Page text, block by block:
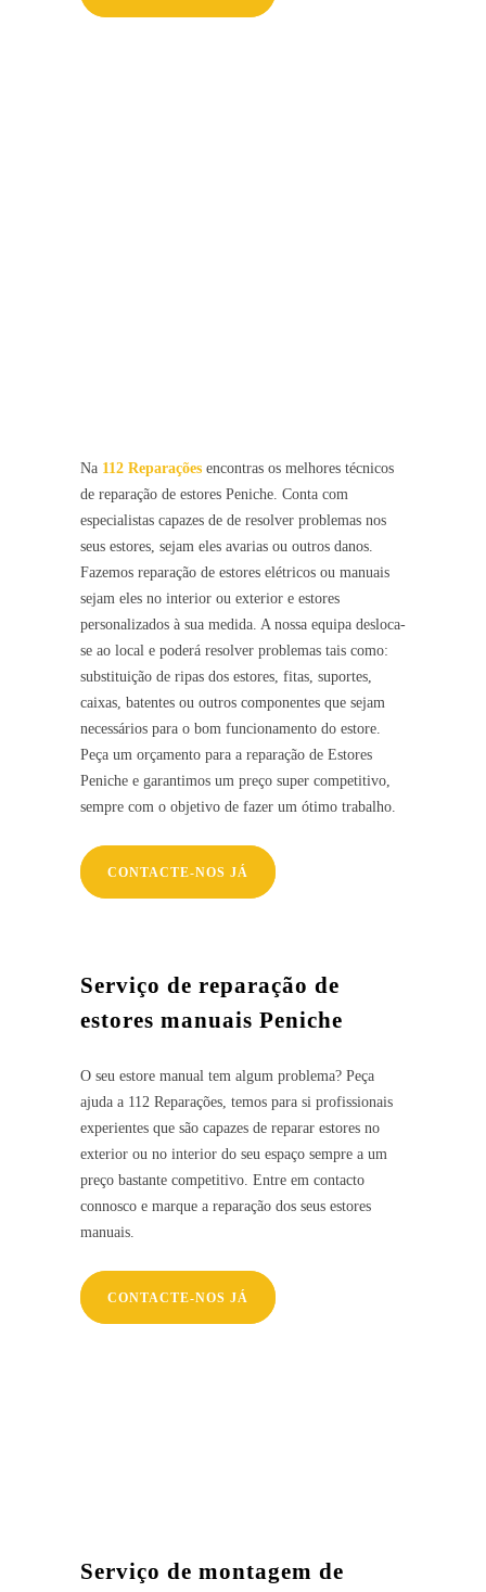
Na 112 Reparações encontras os melhores técnicos
de reparação de estores Peniche. Conta com
especialistas capazes de de resolver problemas nos
seus estores, sejam eles avarias ou outros danos.
Fazemos reparação de estores elétricos ou manuais
sejam eles no interior ou exterior e estores
personalizados à sua medida. A nossa equipa desloca-
se ao local e poderá resolver problemas tais como:
substituição de ripas dos estores, fitas, suportes,
caixas, batentes ou outros componentes que sejam
necessários para o bom funcionamento do estore.
Peça um orçamento para a reparação de Estores
Peniche e garantimos um preço super competitivo,
sempre com o objetivo de fazer um ótimo trabalho.
CONTACTE-NOS JÁ
Serviço de reparação de
estores manuais Peniche
O seu estore manual tem algum problema? Peça
ajuda a 112 Reparações, temos para si profissionais
experientes que são capazes de reparar estores no
exterior ou no interior do seu espaço sempre a um
preço bastante competitivo. Entre em contacto
connosco e marque a reparação dos seus estores
manuais.
CONTACTE-NOS JÁ
Serviço de montagem de